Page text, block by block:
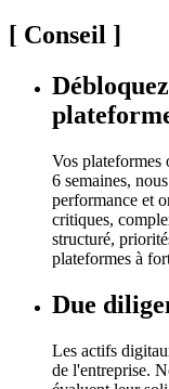
[ Conseil ]
Vos plateformes
6 semaines,
performance et
critiques,
structuré,
plateformes à
Due
Les actifs
de l'entreprise.